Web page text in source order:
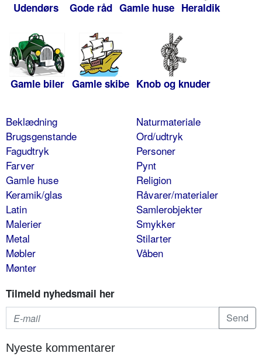
Udendørs Gode råd Gamle huse Heraldik
Gamle biler Gamle skibe Knob og knuder
Beklædning
Brugsgenstande
Fagudtryk
Farver
Gamle huse
Keramik/glas
Latin
Malerier
Metal
Møbler
Mønter
Naturmateriale
Ord/udtryk
Personer
Pynt
Religion
Råvarer/materialer
Samlerobjekter
Smykker
Stilarter
Våben
Tilmeld nyhedsmail her
Nyeste kommentarer